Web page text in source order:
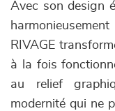
Avec son design
RIVAGE
à la fois
au relief
modernité qui ne